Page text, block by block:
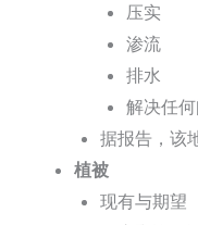
压实
渗流
排水
解决任
据报告，该
植被
现有与期望